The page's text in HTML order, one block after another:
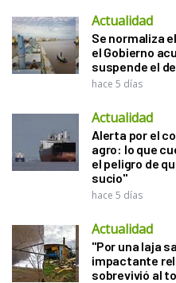
Actualidad
Se normaliza
el Gobierno
suspende el
hace 5 días
Actualidad
Alerta por el
agro: lo que
el peligro de
sucio"
hace 5 días
Actualidad
"Por una laja
impactante
sobrevivió al